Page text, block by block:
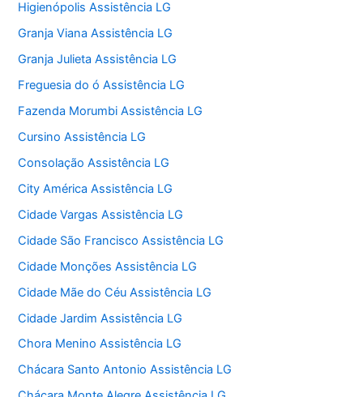
Higienópolis Assistência LG
Granja Viana Assistência LG
Granja Julieta Assistência LG
Freguesia do ó Assistência LG
Fazenda Morumbi Assistência LG
Cursino Assistência LG
Consolação Assistência LG
City América Assistência LG
Cidade Vargas Assistência LG
Cidade São Francisco Assistência LG
Cidade Monções Assistência LG
Cidade Mãe do Céu Assistência LG
Cidade Jardim Assistência LG
Chora Menino Assistência LG
Chácara Santo Antonio Assistência LG